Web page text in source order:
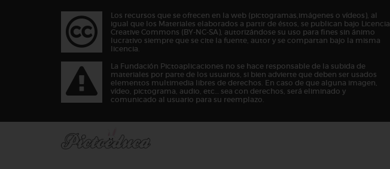
Los recursos que se ofrecen en la web (pictogramas,imágenes o vídeos), al
igual que los Materiales elaborados a partir de éstos, se publican bajo Licencia
Creative Commons (BY-NC-SA), autorizándose su uso para fines sin ánimo
lucrativo siempre que se cite la fuente, autor y se compartan bajo la misma
licencia.
La Fundación Pictoaplicaciones no se hace responsable de la subida de
materiales por parte de los usuarios, si bien advierte que deben ser usados
elementos multimedia libres de derechos. En caso de que alguna imagen,
vídeo, pictograma, audio, etc… sea con derechos, será eliminado y
comunicado al usuario para su reemplazo.